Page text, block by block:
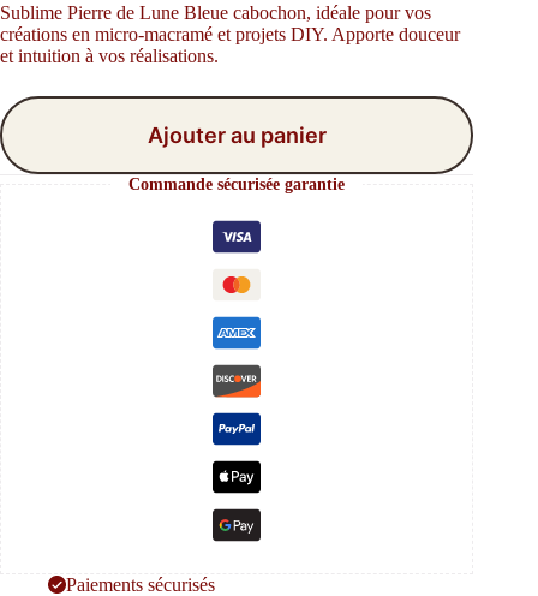
Sublime Pierre de Lune Bleue cabochon, idéale pour vos
créations en micro-macramé et projets DIY. Apporte douceur
et intuition à vos réalisations.
Ajouter au panier
Commande sécurisée garantie
Paiements sécurisés